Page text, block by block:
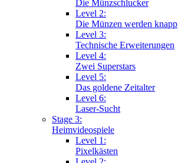
Die Münzschlucker
Level 2:
Die Münzen werden knapp
Level 3:
Technische Erweiterungen
Level 4:
Zwei Superstars
Level 5:
Das goldene Zeitalter
Level 6:
Laser-Sucht
Stage 3:
Heimvideospiele
Level 1:
Pixelkästen